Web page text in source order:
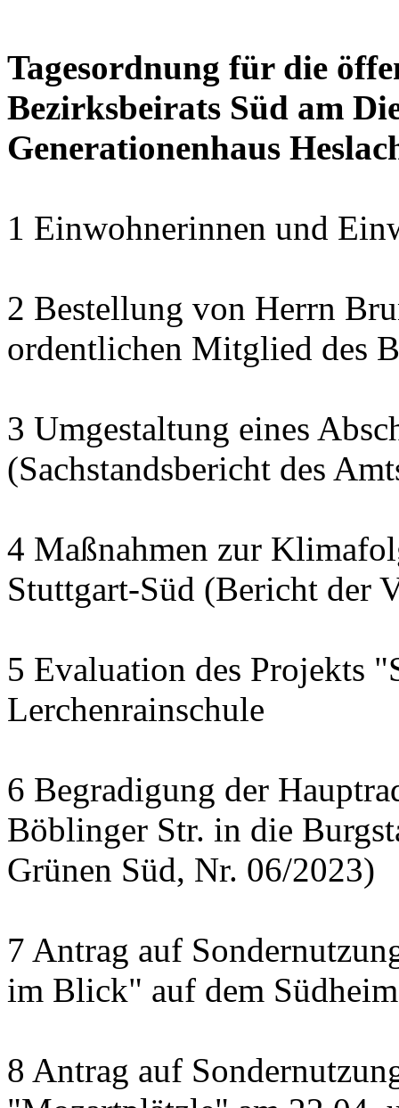
Tagesordnung für die
Bezirksbeirats Süd am
Generationenhaus
1 Einwohnerinnen und
2 Bestellung von Herrn
ordentlichen Mitglied des
3 Umgestaltung eines
(Sachstandsbericht des
4 Maßnahmen zur
Stuttgart-Süd (Bericht der
5 Evaluation des Projekts
Lerchenrainschule
6 Begradigung der
Böblinger Str. in die
Grünen Süd, Nr. 06/2023)
7 Antrag auf
im Blick" auf dem
8 Antrag auf